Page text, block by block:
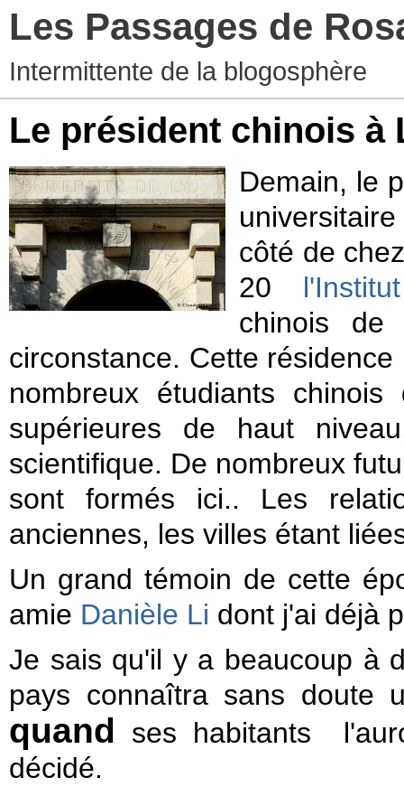
Les Passages de
Intermittente de la blogosphère
Le président chinois à
Demain, le
côté de
20
chinois
circonstance. Cette
nombreux étudiants
supérieures de haut
scientifique. De nombreux
sont formés ici.. Les
anciennes, les villes étant
Un grand témoin de cette
amie Danièle Li dont j'ai déjà
Je sais qu'il y a beaucoup à
pays connaîtra sans doute
quand ses habitants
décidé.